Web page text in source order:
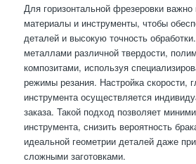
Для горизонтальной фрезеровки
материалы и инструменты, чтобы
деталей и высокую точность
металлами различной твердости,
композитами, используя
режимы резания. Настройка скорости,
инструмента осуществляется
заказа. Такой подход позволяет
инструмента, снизить вероятность
идеальной геометрии деталей даже
сложными заготовками.